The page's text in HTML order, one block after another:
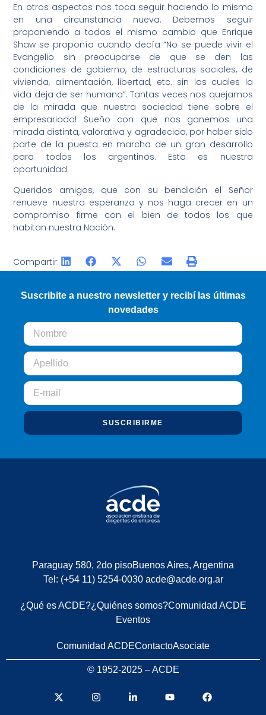
En otros aspectos nos toca seguir haciendo lo mismo
en una circunstancia nueva. Debemos seguir
proponiendo a todos el mismo cambio que Enrique
Shaw se proponía cuando decía “No se puede vivir el
Evangelio sin preocuparse de que se den las
condiciones de gobierno, de estructuras sociales, de
vivienda, alimentación, libertad, etc. sin las cuales la
vida deja de ser humana”. Tantas veces nos quejamos
de la mirada que nuestra sociedad tiene sobre el
empresariado! Sueño con que nos ganemos una
mirada distinta, valorativa y agradecida, por haber sido
parte de la puesta en marcha de un gran desarrollo
para todos los argentinos. Esta es nuestra
oportunidad.
Queridos amigos, que con su bendición el Señor
renueve nuestra esperanza y nos haga crecer en un
compromiso firme con el bien de todos los que
habitan nuestra Nación.
Compartir:
Suscribite a nuestro newsletter y recibí las últimas
novedades
SUSCRIBIRME
Paraguay 580, 2do pisoBuenos Aires, Argentina
Tel: (+54 11) 5254-0030 acde@acde.org.ar
¿Qué es ACDE?¿Quiénes somos?Comunidad ACDE
Eventos
Comunidad ACDEContactoAsociate
© 1952-2025 – ACDE